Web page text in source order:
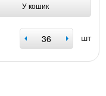
У кошик
шт